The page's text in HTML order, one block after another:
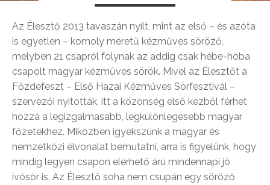
Az Élesztő 2013 tavaszán nyílt, mint az első – és azóta
is egyetlen – komoly méretű kézműves söröző,
melyben 21 csapról folynak az addig csak hébe-hóba
csapolt magyar kézműves sörök. Mivel az Élesztőt a
Főzdefeszt – Első Hazai Kézműves Sörfesztivál –
szervezői nyitották, itt a közönség első kézből férhet
hozzá a legizgalmasabb, legkülönlegesebb magyar
főzetekhez. Miközben igyekszünk a magyar és
nemzetközi élvonalat bemutatni, arra is figyelünk, hogy
mindig legyen csapon elérhető árú mindennapi jó
ivósör is. Az Élesztő soha nem csupán egy söröző